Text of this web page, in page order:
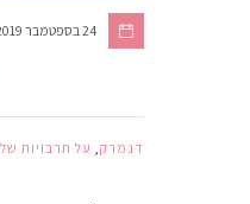
24 בספטמבר 2019
דנמרק, על תרבויות